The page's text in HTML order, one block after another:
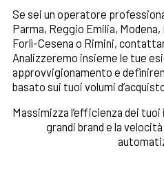
Se sei un operatore
Parma, Reggio Emilia,
Forlì-Cesena o Rimini,
Analizzeremo insieme le tue
approvvigionamento e
basato sui tuoi volumi
Massimizza l’efficienza dei
grandi brand e la